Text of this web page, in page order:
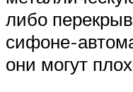
либо
сифоне-
они могут